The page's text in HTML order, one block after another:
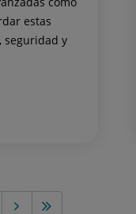
estas
seguridad y